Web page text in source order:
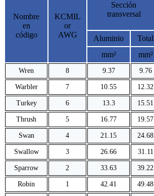
Nombre
en
código
KCMIL
or
AWG
Sección
transversal
Aluminio
Total
mm²
mm²
Wren 8 9.37 9.76
Warbler 7 10.55 12.32
Turkey 6 13.3 15.51
Thrush 5 16.77 19.57
Swan 4 21.15 24.68
Swallow 3 26.66 31.11
Sparrow 2 33.63 39.22
Robin 1 42.41 49.48